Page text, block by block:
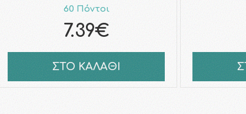
60 Πόντοι
7.39€
ΣΤΟ ΚΑΛΑΘΙ